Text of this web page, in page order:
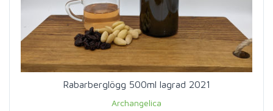
Rabarberglögg 500ml lagrad 2021
Archangelica